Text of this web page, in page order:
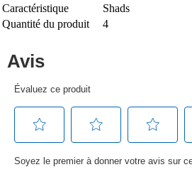
Caractéristique
Shads
Quantité du produit
4